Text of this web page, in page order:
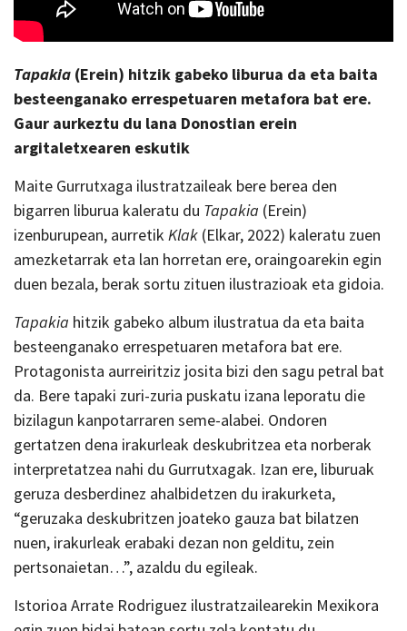
Tapakia (Erein) hitzik gabeko liburua da eta baita
besteenganako errespetuaren metafora bat ere.
Gaur aurkeztu du lana Donostian erein
argitaletxearen eskutik
Maite Gurrutxaga ilustratzaileak bere berea den
bigarren liburua kaleratu du Tapakia (Erein)
izenburupean, aurretik Klak (Elkar, 2022) kaleratu zuen
amezketarrak eta lan horretan ere, oraingoarekin egin
duen bezala, berak sortu zituen ilustrazioak eta gidoia.
Tapakia hitzik gabeko album ilustratua da eta baita
besteenganako errespetuaren metafora bat ere.
Protagonista aurreiritziz josita bizi den sagu petral bat
da. Bere tapaki zuri-zuria puskatu izana leporatu die
bizilagun kanpotarraren seme-alabei. Ondoren
gertatzen dena irakurleak deskubritzea eta norberak
interpretatzea nahi du Gurrutxagak. Izan ere, liburuak
geruza desberdinez ahalbidetzen du irakurketa,
“geruzaka deskubritzen joateko gauza bat bilatzen
nuen, irakurleak erabaki dezan non gelditu, zein
pertsonaietan…”, azaldu du egileak.
Istorioa Arrate Rodriguez ilustratzailearekin Mexikora